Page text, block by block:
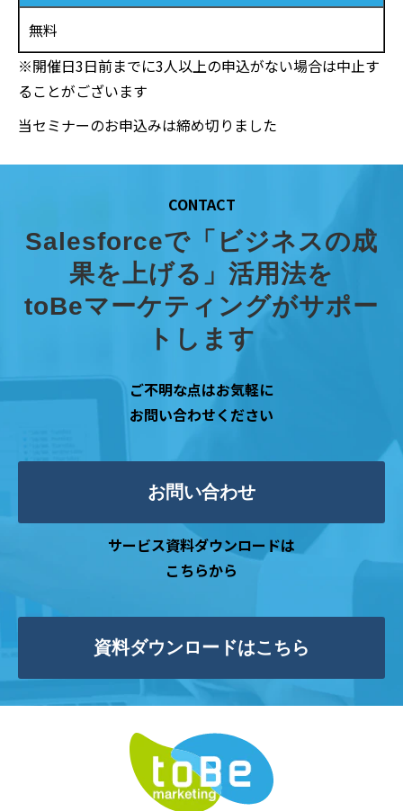
無料
※開催日3日前までに3人以上の申込がない場合は中止す
ることがございます
当セミナーのお申込みは締め切りました
CONTACT
Salesforceで「ビジネスの成
果を上げる」活用法を
toBeマーケティングがサポー
トします
ご不明な点はお気軽に
お問い合わせください
お問い合わせ
サービス資料ダウンロードは
こちらから
資料ダウンロードはこちら